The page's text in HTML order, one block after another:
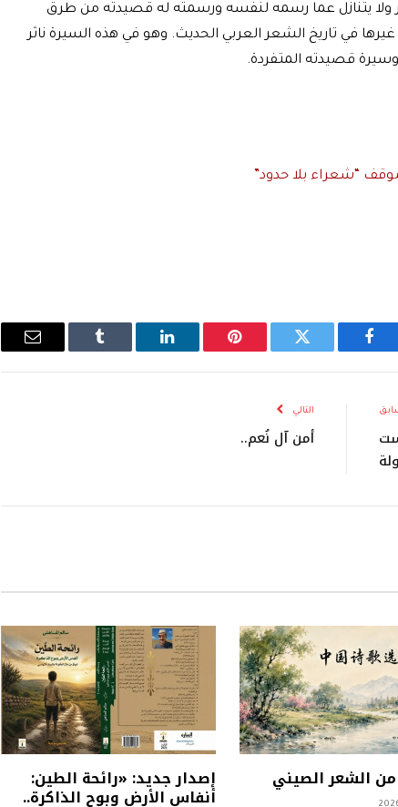
ولا يتنازل عما رسمه لنفسه ورسمته له قصيدته من طرق
في تاريخ الشعر العربي الحديث. وهو في هذه السيرة ناثر
قصيدته المتفردة.
موقف “شعراء بلا حدود”
فيسبوك تويتر بينتيريستلينكدإن Tumblr
البريد
التالي
أمن آل نُعم..
من الشعر الصيني إصدار جديد: «رائحة الطين:
أنفاس الأرض وبوح الذاكرة..